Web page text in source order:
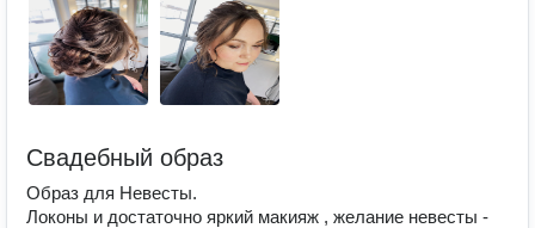
Свадебный образ
Образ для Невесты.
Локоны и достаточно яркий макияж , желание невесты -